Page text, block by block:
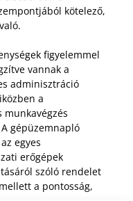
kötelező,
figyelemmel
vannak a
adminisztráció
a
munkavégzés
A gépüzemnapló
egyes
erőgépek
szóló rendelet
a pontosság,